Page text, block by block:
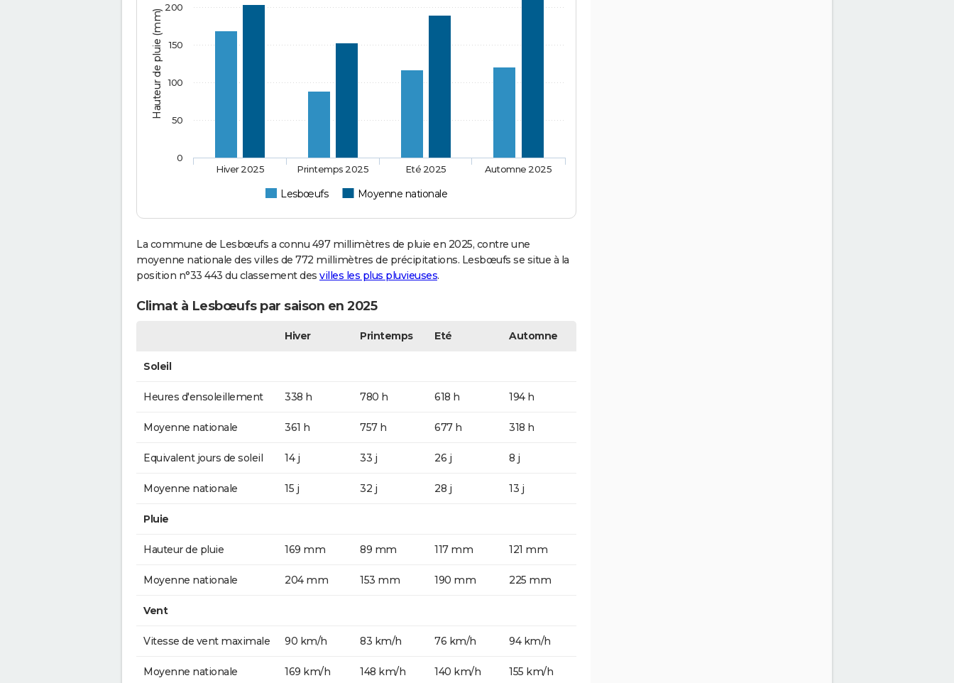
Hauteur de pluie (mm)
Lesbœufs Moyenne nationale
Hiver 2025 Printemps 2025 Eté 2025 Automne 2025
0
50
100
150
200
La commune de Lesbœufs a connu 497 millimètres de pluie en 2025, contre une
moyenne nationale des villes de 772 millimètres de précipitations. Lesbœufs se situe à la
position n°33 443 du classement des villes les plus pluvieuses.
Climat à Lesbœufs par saison en 2025
Hiver Printemps Eté Automne
Soleil
Heures d'ensoleillement 338 h 780 h 618 h 194 h
Moyenne nationale 361 h 757 h 677 h 318 h
Equivalent jours de soleil 14 j 33 j 26 j 8 j
Moyenne nationale 15 j 32 j 28 j 13 j
Pluie
Hauteur de pluie 169 mm 89 mm 117 mm 121 mm
Moyenne nationale 204 mm 153 mm 190 mm 225 mm
Vent
Vitesse de vent maximale 90 km/h 83 km/h 76 km/h 94 km/h
Moyenne nationale 169 km/h 148 km/h 140 km/h 155 km/h